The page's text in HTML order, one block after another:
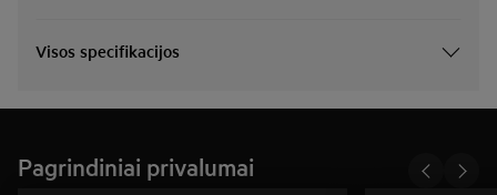
Visos specifikacijos
Pagrindiniai privalumai